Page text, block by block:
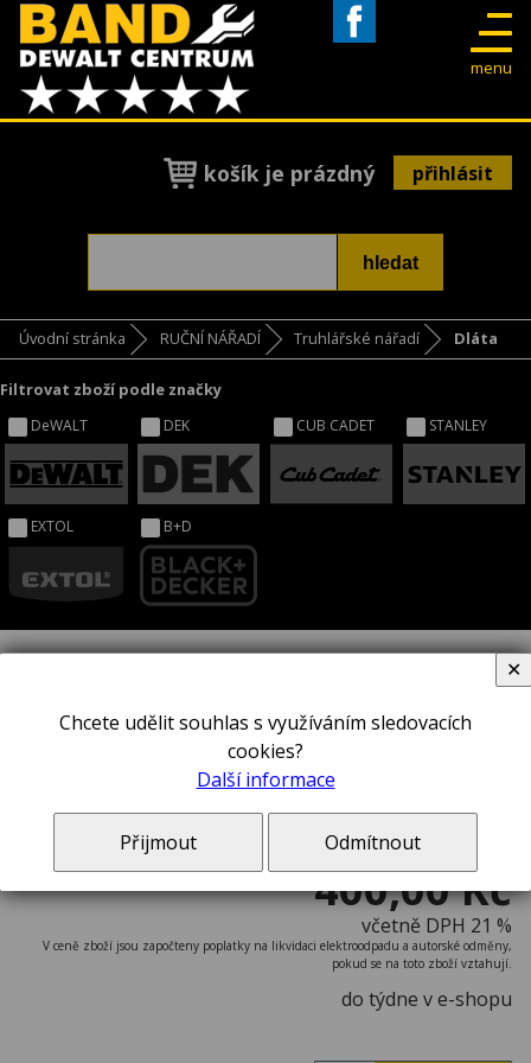
menu
košík je prázdný přihlásit
Úvodní stránka RUČNÍ NÁŘADÍ Truhlářské nářadí Dláta
Filtrovat zboží podle značky
DeWALT DEK CUB CADET STANLEY
EXTOL B+D
Dláto STANLEY® 0-16-252
400,00 Kč
včetně DPH 21 %
V ceně zboží jsou započteny poplatky na likvidaci elektroodpadu a autorské odměny,
pokud se na toto zboží vztahují.
do týdne v e-shopu
Chcete udělit souhlas s využíváním sledovacích
cookies?
Další informace
Přijmout Odmítnout
✕